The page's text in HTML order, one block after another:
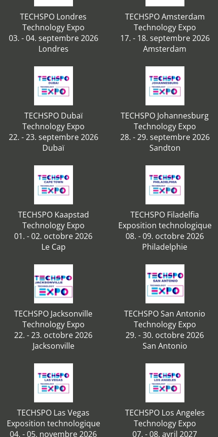
TECHSPO Londres
Technology Expo
03. - 04. septembre 2026
Londres
TECHSPO Amsterdam
Technology Expo
17. - 18. septembre 2026
Amsterdam
TECHSPO Dubaï
Technology Expo
22. - 23. septembre 2026
Dubaï
TECHSPO Johannesburg
Technology Expo
28. - 29. septembre 2026
Sandton
TECHSPO Kaapstad
Technology Expo
01. - 02. octobre 2026
Le Cap
TECHSPO Filadelfia
Exposition technologique
08. - 09. octobre 2026
Philadelphie
TECHSPO Jacksonville
Technology Expo
22. - 23. octobre 2026
Jacksonville
TECHSPO San Antonio
Technology Expo
29. - 30. octobre 2026
San Antonio
TECHSPO Las Vegas
Exposition technologique
04. - 05. novembre 2026
TECHSPO Los Angeles
Technology Expo
07. - 08. avril 2027